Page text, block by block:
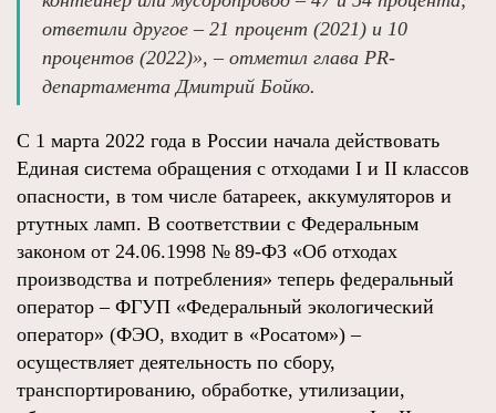
ответили другое – 21 процент (2021) и 10
процентов (2022)», – отметил глава PR-
департамента Дмитрий Бойко.
С 1 марта 2022 года в России начала действовать
Единая система обращения с отходами I и II классов
опасности, в том числе батареек, аккумуляторов и
ртутных ламп. В соответствии с Федеральным
законом от 24.06.1998 № 89-ФЗ «Об отходах
производства и потребления» теперь федеральный
оператор – ФГУП «Федеральный экологический
оператор» (ФЭО, входит в «Росатом») –
осуществляет деятельность по сбору,
транспортированию, обработке, утилизации,